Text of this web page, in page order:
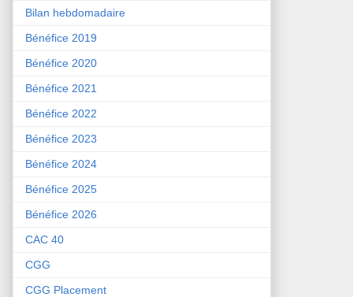
Bilan hebdomadaire
Bénéfice 2019
Bénéfice 2020
Bénéfice 2021
Bénéfice 2022
Bénéfice 2023
Bénéfice 2024
Bénéfice 2025
Bénéfice 2026
CAC 40
CGG
CGG Placement